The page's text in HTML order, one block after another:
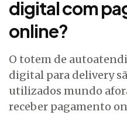
digital com
online?
O totem de
digital para delivery
utilizados mundo
receber pagamento